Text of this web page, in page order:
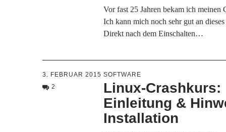
Vor fast 25 Jahren bekam ich meinen
Ich kann mich noch sehr gut an
Direkt nach dem Einschalten…
3. FEBRUAR 2015
2
SOFTWARE
Linux-Crashkurs:
Einleitung &
Installation